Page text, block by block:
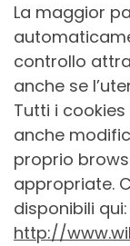
La maggior
controllo
anche se
Tutti i
anche
proprio
appropriate.
disponibili qui:
http://